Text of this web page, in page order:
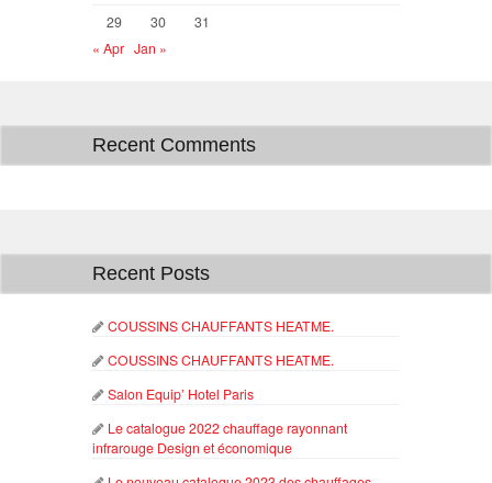
29
30
31
« Apr Jan »
Recent Comments
Recent Posts
COUSSINS CHAUFFANTS HEATME.
COUSSINS CHAUFFANTS HEATME.
Salon Equip’ Hotel Paris
Le catalogue 2022 chauffage rayonnant
infrarouge Design et économique